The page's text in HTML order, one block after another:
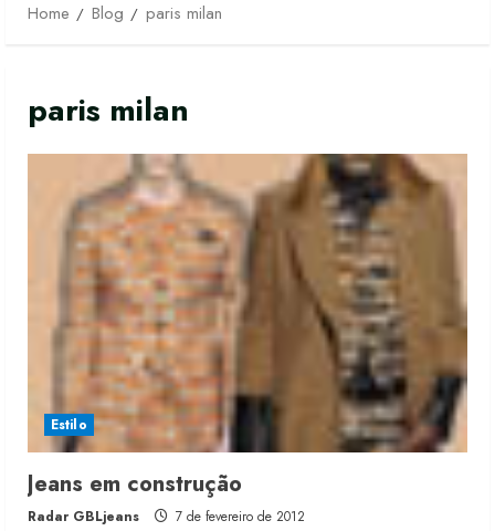
Home
Blog paris milan
paris milan
Estilo
Jeans em construção
Radar GBLjeans 7 de fevereiro de 2012
Moda vende US$63,7 bilhões em
produtos licenciados
6 de agosto de 2026
Renata Caixeta assume Movimento
Sou de Algodão
5 de agosto de 2026